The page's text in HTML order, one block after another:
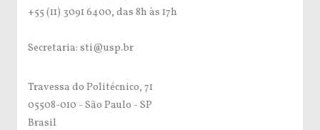
+55 (11) 3091 6400, das 8h às 17h
Secretaria: sti@usp.br
Travessa do Politécnico, 71
05508-010 - São Paulo - SP
Brasil